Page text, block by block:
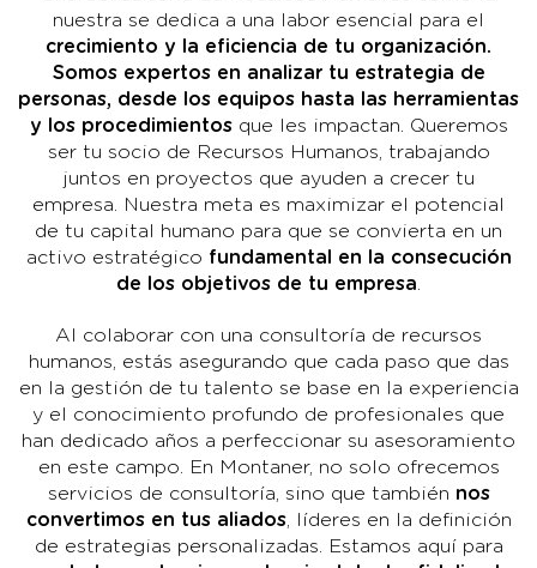
nuestra se dedica a una labor esencial para el
crecimiento y la eficiencia de tu organización.
Somos expertos en analizar tu estrategia de
personas, desde los equipos hasta las herramientas
y los procedimientosque les impactan. Queremos
ser tu socio de Recursos Humanos, trabajando
juntos en proyectos que ayuden a crecer tu
empresa. Nuestra meta es maximizar el potencial
de tu capital humano para que se convierta en un
activo estratégico fundamental en la consecución
de los objetivos de tu empresa
Al colaborar con una consultoría de recursos
humanos, estás asegurando que cada paso que das
en la gestión de tu talento se base en la experiencia
y el conocimiento profundo de profesionales que
han dedicado años a perfeccionar su asesoramiento
en este campo. En Montaner, no solo ofrecemos
servicios de consultoría, sino que también nos
convertimos en tus aliados, líderes en la definición
de estrategias personalizadas. Estamos aquí para